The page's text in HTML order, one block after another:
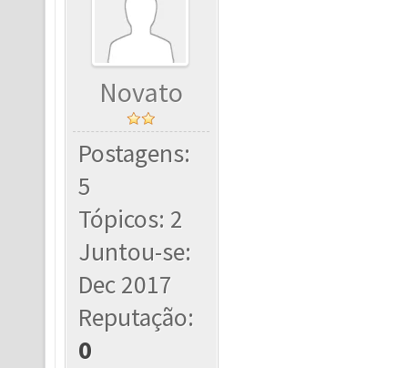
Novato
Postagens:
5
Tópicos: 2
Juntou-se:
Dec 2017
Reputação:
0